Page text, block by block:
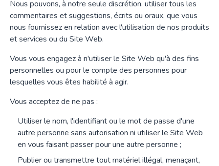
Nous pouvons, à notre seule discrétion, utiliser tous les
commentaires et suggestions, écrits ou oraux, que vous
nous fournissez en relation avec l'utilisation de nos produits
et services ou du Site Web.
Vous vous engagez à n'utiliser le Site Web qu'à des fins
personnelles ou pour le compte des personnes pour
lesquelles vous êtes habilité à agir.
Vous acceptez de ne pas :
Utiliser le nom, l'identifiant ou le mot de passe d'une
autre personne sans autorisation ni utiliser le Site Web
en vous faisant passer pour une autre personne ;
Publier ou transmettre tout matériel illégal, menaçant,